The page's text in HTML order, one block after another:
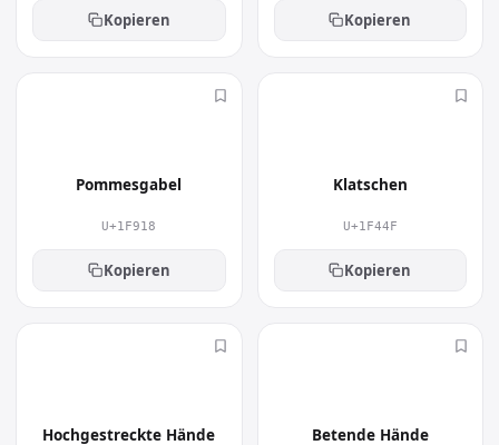
Kopieren Kopieren
Pommesgabel
U+1F918
Kopieren
Klatschen
U+1F44F
Kopieren
Hochgestreckte Hände Betende Hände